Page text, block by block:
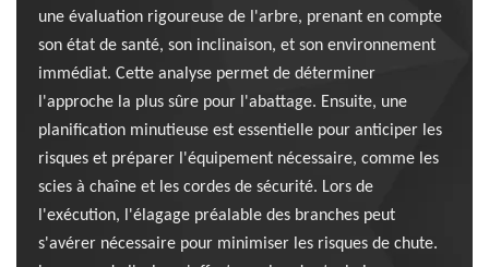
une évaluation rigoureuse de l'arbre, prenant en compte
son état de santé, son inclinaison, et son environnement
immédiat. Cette analyse permet de déterminer
l'approche la plus sûre pour l'abattage. Ensuite, une
planification minutieuse est essentielle pour anticiper les
risques et préparer l'équipement nécessaire, comme les
scies à chaîne et les cordes de sécurité. Lors de
l'exécution, l'élagage préalable des branches peut
s'avérer nécessaire pour minimiser les risques de chute.